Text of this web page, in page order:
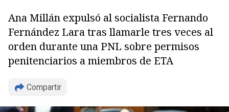
Ana Millán expulsó al socialista Fernando
Fernández Lara tras llamarle tres veces al
orden durante una PNL sobre permisos
penitenciarios a miembros de ETA
Compartir